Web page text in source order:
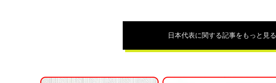
日本代表に関する記事をもっと見る